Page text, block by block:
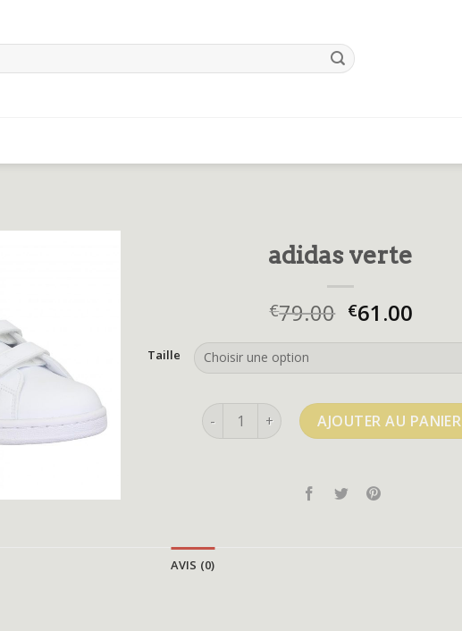
adidas verte
€79.00 €61.00
Taille
quantité de adidas verteAJOUTER AU PANIER
AVIS (0)